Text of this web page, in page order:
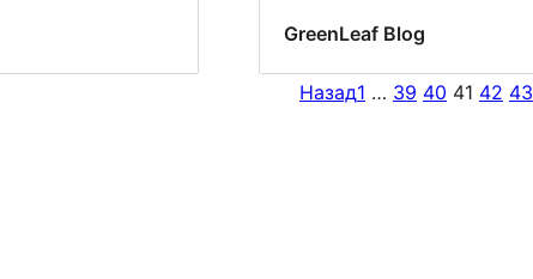
GreenLeaf Blog
Назад1 … 39 40 41 42 43